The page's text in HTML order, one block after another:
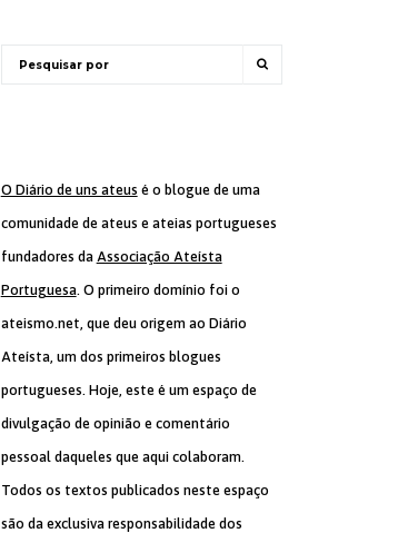
O Diário de uns ateus é o blogue de uma
comunidade de ateus e ateias portugueses
fundadores da Associação Ateísta
Portuguesa. O primeiro domínio foi o
ateismo.net, que deu origem ao Diário
Ateísta, um dos primeiros blogues
portugueses. Hoje, este é um espaço de
divulgação de opinião e comentário
pessoal daqueles que aqui colaboram.
Todos os textos publicados neste espaço
são da exclusiva responsabilidade dos